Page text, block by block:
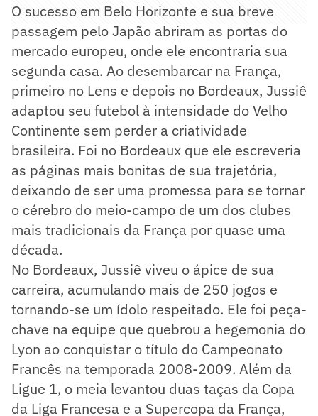
O sucesso em Belo Horizonte e sua breve
passagem pelo Japão abriram as portas do
mercado europeu, onde ele encontraria sua
segunda casa. Ao desembarcar na França,
primeiro no Lens e depois no Bordeaux, Jussiê
adaptou seu futebol à intensidade do Velho
Continente sem perder a criatividade
brasileira. Foi no Bordeaux que ele escreveria
as páginas mais bonitas de sua trajetória,
deixando de ser uma promessa para se tornar
o cérebro do meio-campo de um dos clubes
mais tradicionais da França por quase uma
década.
No Bordeaux, Jussiê viveu o ápice de sua
carreira, acumulando mais de 250 jogos e
tornando-se um ídolo respeitado. Ele foi peça-
chave na equipe que quebrou a hegemonia do
Lyon ao conquistar o título do Campeonato
Francês na temporada 2008-2009. Além da
Ligue 1, o meia levantou duas taças da Copa
da Liga Francesa e a Supercopa da França,